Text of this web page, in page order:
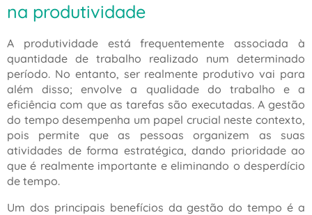
na produtividade
A produtividade está frequentemente associada à
quantidade de trabalho realizado num determinado
período. No entanto, ser realmente produtivo vai para
além disso; envolve a qualidade do trabalho e a
eficiência com que as tarefas são executadas. A gestão
do tempo desempenha um papel crucial neste contexto,
pois permite que as pessoas organizem as suas
atividades de forma estratégica, dando prioridade ao
que é realmente importante e eliminando o desperdício
de tempo.
Um dos principais benefícios da gestão do tempo é a